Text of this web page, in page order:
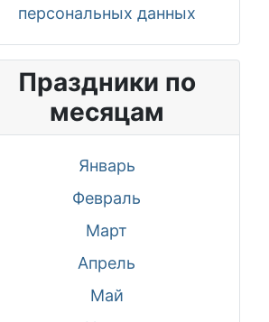
персональных данных
Праздники по
месяцам
Январь
Февраль
Март
Апрель
Май